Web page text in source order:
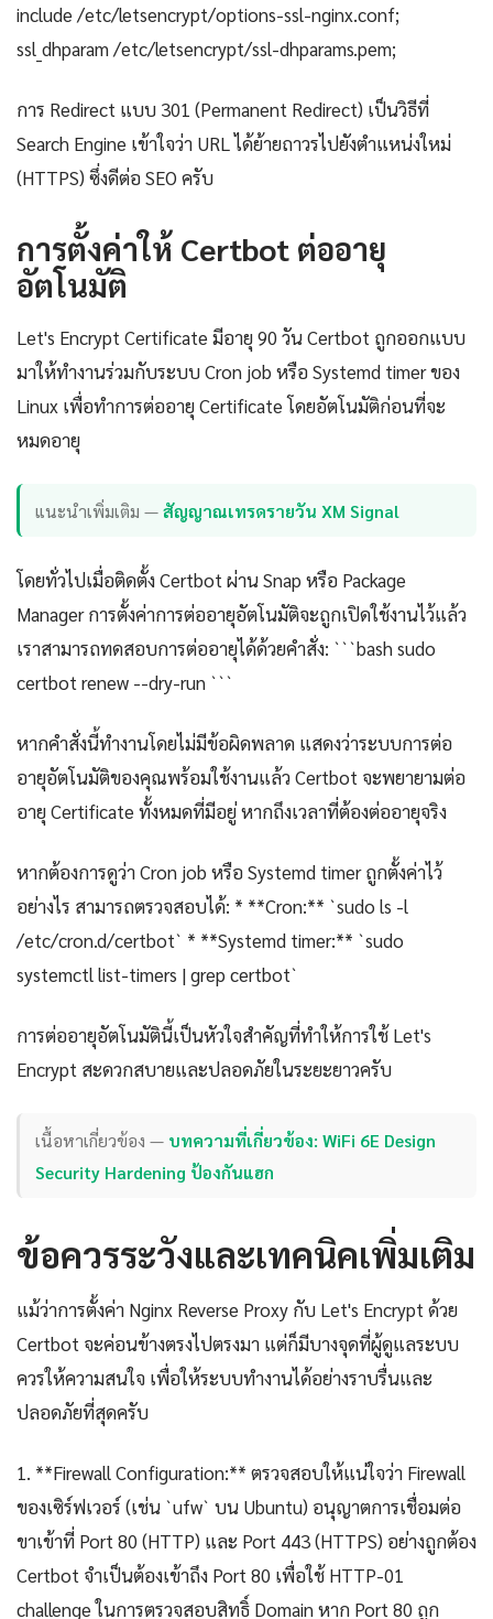
include /etc/letsencrypt/options-ssl-nginx.conf;
ssl_dhparam /etc/letsencrypt/ssl-dhparams.pem;
การ Redirect แบบ 301 (Permanent Redirect) เป็นวิธีที่
Search Engine เข้าใจว่า URL ได้ย้ายถาวรไปยังตำแหน่งใหม่
(HTTPS) ซึ่งดีต่อ SEO ครับ
การตั้งค่าให้ Certbot ต่ออายุ
อัตโนมัติ
Let's Encrypt Certificate มีอายุ 90 วัน Certbot ถูกออกแบบ
มาให้ทำงานร่วมกับระบบ Cron job หรือ Systemd timer ของ
Linux เพื่อทำการต่ออายุ Certificate โดยอัตโนมัติก่อนที่จะ
หมดอายุ
แนะนำเพิ่มเติม —สัญญาณเทรดรายวัน XM Signal
โดยทั่วไปเมื่อติดตั้ง Certbot ผ่าน Snap หรือ Package
Manager การตั้งค่าการต่ออายุอัตโนมัติจะถูกเปิดใช้งานไว้แล้ว
เราสามารถทดสอบการต่ออายุได้ด้วยคำสั่ง: ```bash sudo
certbot renew --dry-run ```
หากคำสั่งนี้ทำงานโดยไม่มีข้อผิดพลาด แสดงว่าระบบการต่อ
อายุอัตโนมัติของคุณพร้อมใช้งานแล้ว Certbot จะพยายามต่อ
อายุ Certificate ทั้งหมดที่มีอยู่ หากถึงเวลาที่ต้องต่ออายุจริง
หากต้องการดูว่า Cron job หรือ Systemd timer ถูกตั้งค่าไว้
อย่างไร สามารถตรวจสอบได้: * **Cron:** `sudo ls -l
/etc/cron.d/certbot` * **Systemd timer:** `sudo
systemctl list-timers | grep certbot`
การต่ออายุอัตโนมัตินี้เป็นหัวใจสำคัญที่ทำให้การใช้ Let's
Encrypt สะดวกสบายและปลอดภัยในระยะยาวครับ
เนื้อหาเกี่ยวข้อง — บทความที่เกี่ยวข้อง: WiFi 6E Design
Security Hardening ป้องกันแฮก
ข้อควรระวังและเทคนิคเพิ่มเติม
แม้ว่าการตั้งค่า Nginx Reverse Proxy กับ Let's Encrypt ด้วย
Certbot จะค่อนข้างตรงไปตรงมา แต่ก็มีบางจุดที่ผู้ดูแลระบบ
ควรให้ความสนใจ เพื่อให้ระบบทำงานได้อย่างราบรื่นและ
ปลอดภัยที่สุดครับ
1. **Firewall Configuration:** ตรวจสอบให้แน่ใจว่า Firewall
ของเซิร์ฟเวอร์ (เช่น `ufw` บน Ubuntu) อนุญาตการเชื่อมต่อ
ขาเข้าที่ Port 80 (HTTP) และ Port 443 (HTTPS) อย่างถูกต้อง
Certbot จำเป็นต้องเข้าถึง Port 80 เพื่อใช้ HTTP-01
challenge ในการตรวจสอบสิทธิ์ Domain หาก Port 80 ถูก